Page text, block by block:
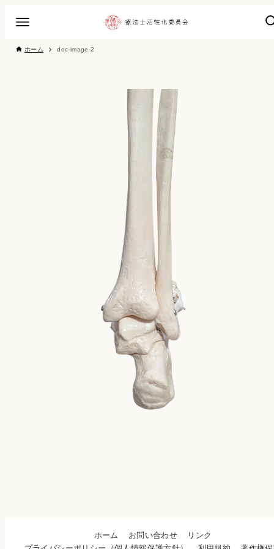
ホーム doc-image-2
ホーム お問い合わせ
リンク